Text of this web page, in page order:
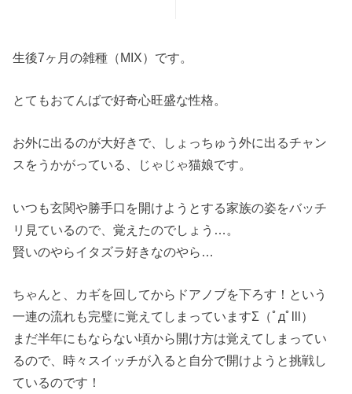
生後7ヶ月の雑種（MIX）です。
とてもおてんばで好奇心旺盛な性格。
お外に出るのが大好きで、しょっちゅう外に出るチャン
スをうかがっている、じゃじゃ猫娘です。
いつも玄関や勝手口を開けようとする家族の姿をバッチ
リ見ているので、覚えたのでしょう…。
賢いのやらイタズラ好きなのやら…
ちゃんと、カギを回してからドアノブを下ろす！という
一連の流れも完璧に覚えてしまっていますΣ（ﾟдﾟlll）
まだ半年にもならない頃から開け方は覚えてしまってい
るので、時々スイッチが入ると自分で開けようと挑戦し
ているのです！